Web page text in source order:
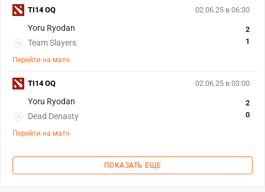
02.06.25 в 06:30
Yoru Ryodan
Team Slayers
2
1
Перейти на матч
TI14 OQ
02.06.25 в 03:00
Yoru Ryodan
Dead Denasty
2
0
Перейти на матч
TI14 OQ
ПОКАЗАТЬ ЕЩЕ